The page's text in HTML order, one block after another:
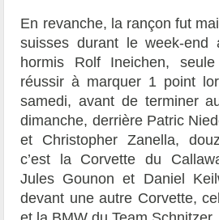
En revanche, la rançon fut
suisses durant le week-end
hormis Rolf Ineichen,
réussir à marquer 1 point
samedi, avant de terminer
dimanche, derrière Patric
et Christopher Zanella,
c’est la Corvette du
Jules Gounon et Daniel
devant une autre Corvette,